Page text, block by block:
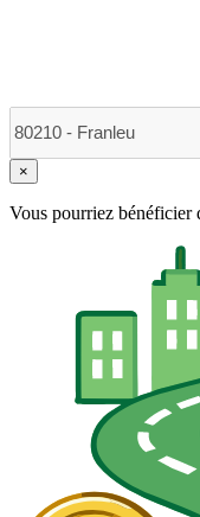
×
Vous pourriez bénéficier